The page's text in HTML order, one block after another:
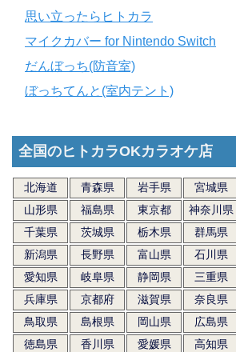
思い立ったらヒトカラ
マイクカバー for Nintendo Switch
だんぼっち(防音室)
ぼっちてんと(室内テント)
全国のヒトカラOKカラオケ店
北海道 青森県 岩手県 宮城県
山形県
福島県 東京都 神奈川県
千葉県
茨城県 栃木県 群馬県
新潟県
長野県 富山県 石川県
愛知県
岐阜県 静岡県 三重県
兵庫県
京都府 滋賀県 奈良県
鳥取県
島根県 岡山県 広島県
徳島県
香川県 愛媛県 高知県